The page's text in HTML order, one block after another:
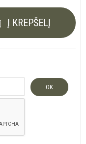
Į KREPŠELĮ
OK